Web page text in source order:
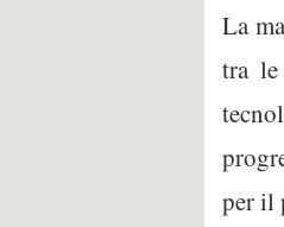
La
tra
per il